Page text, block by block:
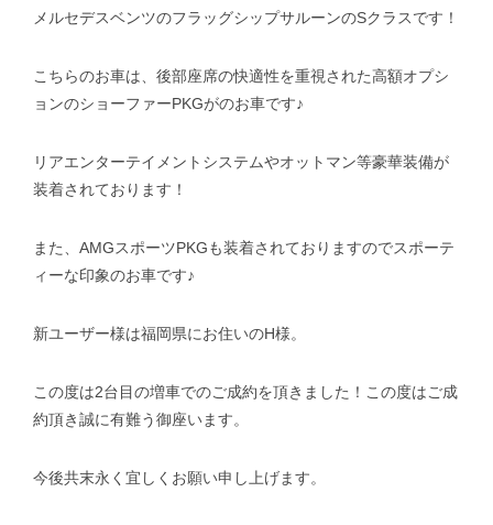
メルセデスベンツのフラッグシップサルーンのSクラスです！
こちらのお車は、後部座席の快適性を重視された高額オプシ
ョンのショーファーPKGがのお車です♪
リアエンターテイメントシステムやオットマン等豪華装備が
装着されております！
また、AMGスポーツPKGも装着されておりますのでスポーテ
ィーな印象のお車です♪
新ユーザー様は福岡県にお住いのH様。
この度は2台目の増車でのご成約を頂きました！この度はご成
約頂き誠に有難う御座います。
今後共末永く宜しくお願い申し上げます。